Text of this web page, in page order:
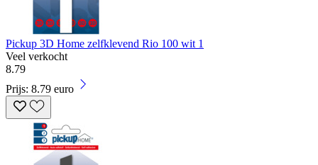
Pickup 3D Home zelfklevend Rio 100 wit 1
Veel verkocht
8.79
Prijs: 8.79 euro